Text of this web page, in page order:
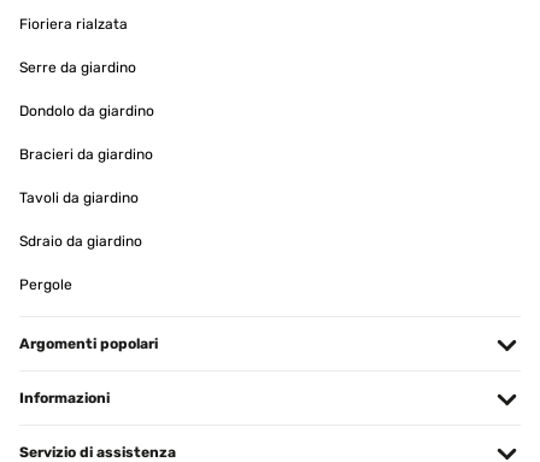
Fioriera rialzata
Serre da giardino
Dondolo da giardino
Bracieri da giardino
Tavoli da giardino
Sdraio da giardino
Pergole
Argomenti popolari
Informazioni
Servizio di assistenza